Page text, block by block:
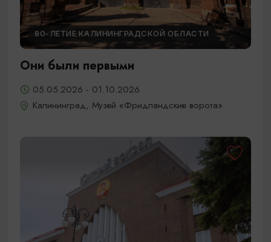
80-ЛЕТИЕ КАЛИНИНГРАДСКОЙ ОБЛАСТИ
Они были первыми
05.05.2026 - 01.10.2026
Калининград, Музей «Фридландские ворота»